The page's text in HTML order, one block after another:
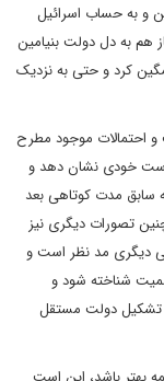
و به حساب اسرائیل
هم به دل دولت بنیامین
کرد و حتی به نزدیک
و احتمالات موجود مطرح
خودی نشان دهد و
سابق مدت کوتاهی بعد
تصورات دیگری نیز
دیگری مد نظر است و
شناخته شود و
تشکیل دولت مستقل